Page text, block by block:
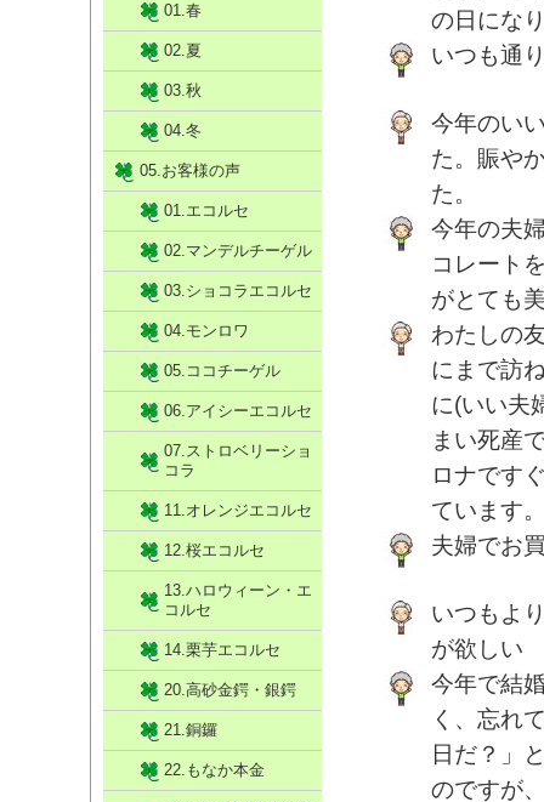
の日にな
いつも通
今年のい
た。賑や
た。
今年の夫
コレート
がとても
わたしの
にまで訪
に(いい夫
まい死産
ロナです
ています
夫婦でお
いつもよ
が欲しい
今年で結
く、忘れ
日だ？」
のですが
01.春
02.夏
03.秋
04.冬
05.お客様の声
01.エコルセ
02.マンデルチーゲル
03.ショコラエコルセ
04.モンロワ
05.ココチーゲル
06.アイシーエコルセ
07.ストロベリーショ
コラ
11.オレンジエコルセ
12.桜エコルセ
13.ハロウィーン・エ
コルセ
14.栗芋エコルセ
20.高砂金鍔・銀鍔
21.銅鑼
22.もなか本金